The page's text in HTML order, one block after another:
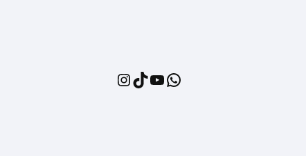
Instagram TikTok YouTube WhatsApp